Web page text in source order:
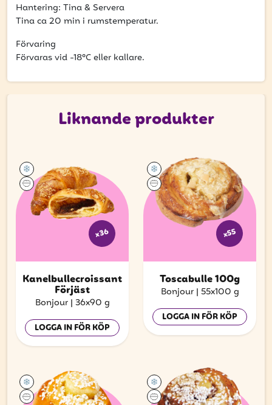
nyheter och erbjudanden.
E-postadress
Hantering: Tina & Servera
Tina ca 20 min i rumstemperatur.
Förvaring
Förvaras vid -18°C eller kallare.
Liknande produkter
x36
Kanelbullecroissant
Förjäst
Bonjour | 36x90 g
LOGGA IN FÖR KÖP
x55
Toscabulle 100g
Bonjour | 55x100 g
LOGGA IN FÖR KÖP